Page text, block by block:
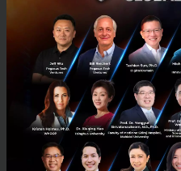
CSIRO Deep Tech Future Tech
E-mail :